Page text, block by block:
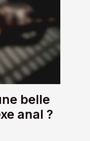
belle
anal ?